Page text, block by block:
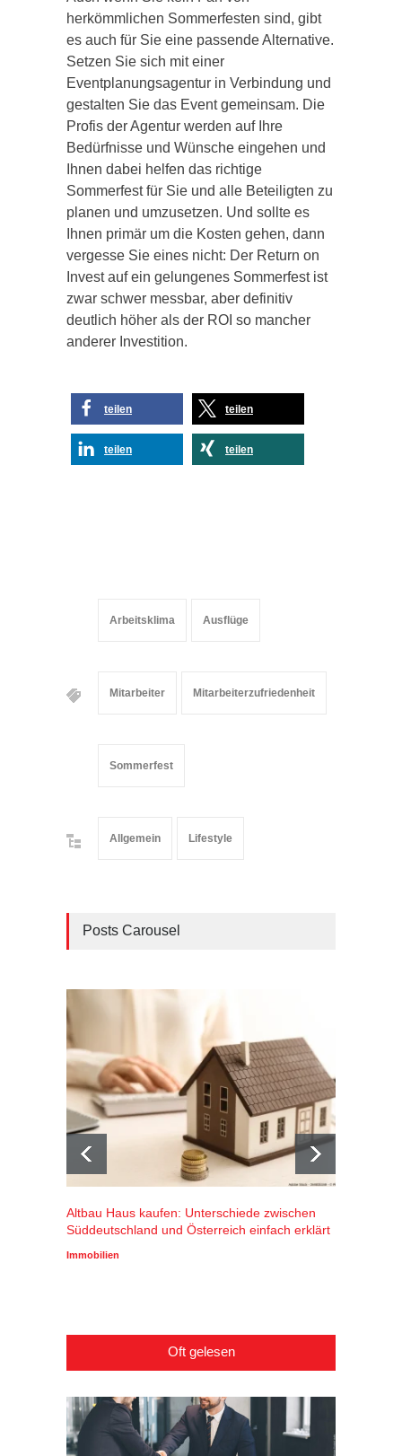
herkömmlichen Sommerfesten sind, gibt
es auch für Sie eine passende Alternative.
Setzen Sie sich mit einer
Eventplanungsagentur in Verbindung und
gestalten Sie das Event gemeinsam. Die
Profis der Agentur werden auf Ihre
Bedürfnisse und Wünsche eingehen und
Ihnen dabei helfen das richtige
Sommerfest für Sie und alle Beteiligten zu
planen und umzusetzen. Und sollte es
Ihnen primär um die Kosten gehen, dann
vergesse Sie eines nicht: Der Return on
Invest auf ein gelungenes Sommerfest ist
zwar schwer messbar, aber definitiv
deutlich höher als der ROI so mancher
anderer Investition.
teilen teilen
teilen teilen
Arbeitsklima Ausflüge
Mitarbeiter Mitarbeiterzufriedenheit
Sommerfest
Allgemein Lifestyle
Posts Carousel
Altbau Haus kaufen: Unterschiede zwischen
Süddeutschland und Österreich einfach erklärt
Immobilien
Oft gelesen